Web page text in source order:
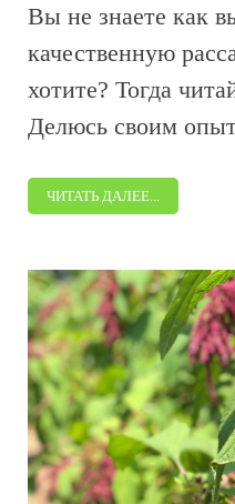
Вы не знаете как
качественную
хотите? Тогда
Делюсь своим
ЧИТАТЬ ДАЛЕЕ...